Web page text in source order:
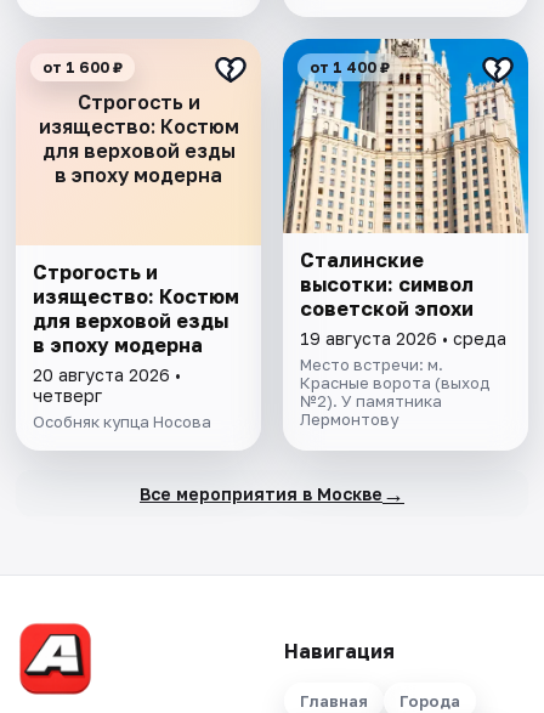
Строгость и
изящество: Костюм
для верховой езды
в эпоху модерна
от 1 600 ₽
Строгость и
изящество: Костюм
для верховой езды
в эпоху модерна
20 августа 2026 •
четверг
Особняк купца Носова
от 1 400 ₽
Сталинские
высотки: символ
советской эпохи
19 августа 2026 • среда
Место встречи: м.
Красные ворота (выход
№2). У памятника
Лермонтову
Все мероприятия в Москве →
Навигация
Главная
Города